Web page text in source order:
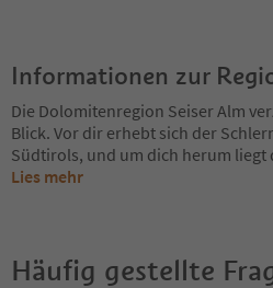
Informationen zur
Die Dolomitenregion Seiser Alm
Blick. Vor dir erhebt sich der
Südtirols, und um dich herum liegt
Lies mehr
Häufig gestellte